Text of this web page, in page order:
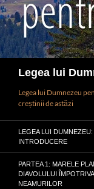
Legea lui
Legea lui Dumnezeu
creștinii de astăzi
LEGEA LUI DUMNEZEU:
INTRODUCERE
PARTEA 1: MARELE
DIAVOLULUI ÎMPOTRIVA
NEAMURILOR